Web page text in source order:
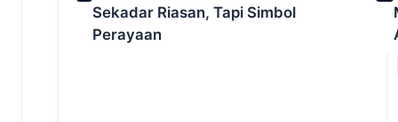
Sekadar Riasan, Tapi Simbol
Perayaan